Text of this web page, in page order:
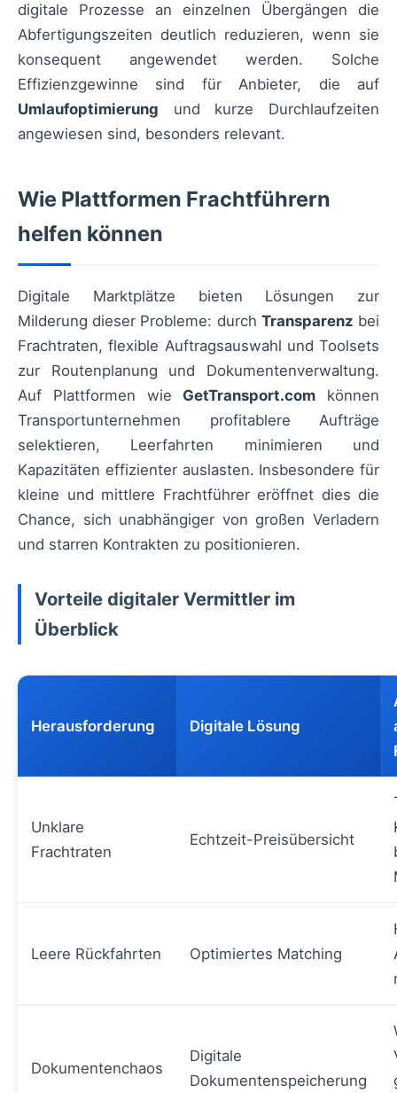
digitale Prozesse an einzelnen Übergängen die
Abfertigungszeiten deutlich reduzieren, wenn sie
konsequent angewendet werden. Solche
Effizienzgewinne sind für Anbieter, die auf
Umlaufoptimierung und kurze Durchlaufzeiten
angewiesen sind, besonders relevant.
Wie Plattformen Frachtführern
helfen können
Digitale Marktplätze bieten Lösungen zur
Milderung dieser Probleme: durch Transparenz bei
Frachtraten, flexible Auftragsauswahl und Toolsets
zur Routenplanung und Dokumentenverwaltung.
Auf Plattformen wie GetTransport.com können
Transportunternehmen profitablere Aufträge
selektieren, Leerfahrten minimieren und
Kapazitäten effizienter auslasten. Insbesondere für
kleine und mittlere Frachtführer eröffnet dies die
Chance, sich unabhängiger von großen Verladern
und starren Kontrakten zu positionieren.
Vorteile digitaler Vermittler im
Überblick
Herausforderung Digitale Lösung
Unklare
Frachtraten
Echtzeit-Preisübersicht
Leere Rückfahrten Optimiertes Matching
Dokumentenchaos
Digitale
Dokumentenspeicherung